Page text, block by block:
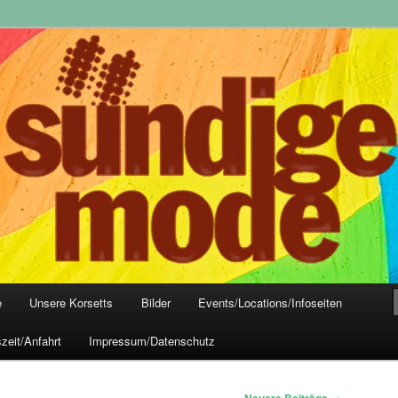
Frankfurt
Mode, Club- und Dark-Wear seit 2004
Unsere Korsetts Bilder Events/Locations/Infoseiten
Anfahrt Impressum/Datenschutz